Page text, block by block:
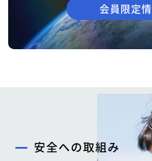
会員限定
安全への取組み